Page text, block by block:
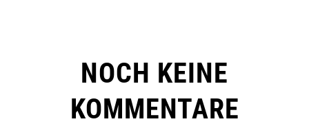
NOCH KEINE
KOMMENTARE